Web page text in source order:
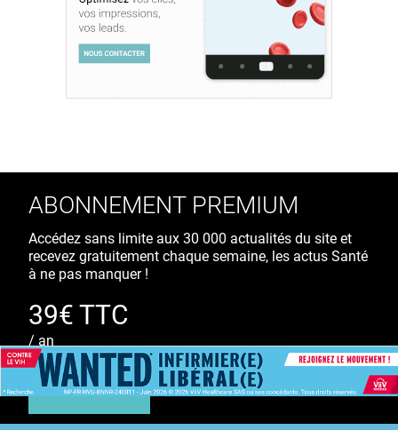
ABONNEMENT PREMIUM
Accédez sans limite aux 30 000 actualités du site et
recevez gratuitement chaque semaine, les actus Santé
à ne pas manquer !
39€ TTC
/ an
S'ABONNER